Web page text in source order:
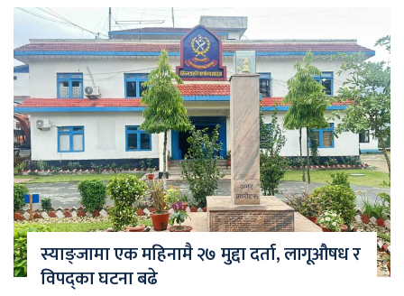
स्याङ्जामा एक महिनामै २७ मुद्दा दर्ता, लागूऔषध र
विपद्का घटना बढे